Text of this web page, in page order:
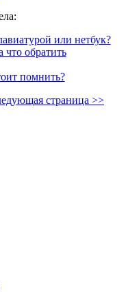
или нетбук?
обратить
помнить?
страница >>